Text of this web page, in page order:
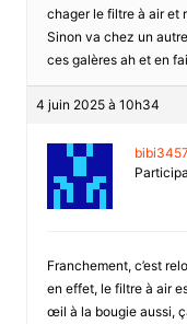
chager le filtre à air et
Sinon va chez un
ces galères ah et en
4 juin 2025 à 10h34
Franchement, c’est
en effet, le filtre à air
œil à la bougie aussi,